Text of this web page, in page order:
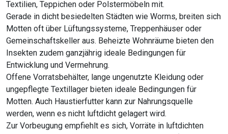
Textilien, Teppichen oder Polstermöbeln mit.
Gerade in dicht besiedelten Städten wie Worms, breiten sich
Motten oft über Lüftungssysteme, Treppenhäuser oder
Gemeinschaftskeller aus. Beheizte Wohnräume bieten den
Insekten zudem ganzjährig ideale Bedingungen für
Entwicklung und Vermehrung.
Offene Vorratsbehälter, lange ungenutzte Kleidung oder
ungepflegte Textillager bieten ideale Bedingungen für
Motten. Auch Haustierfutter kann zur Nahrungsquelle
werden, wenn es nicht luftdicht gelagert wird.
Zur Vorbeugung empfiehlt es sich, Vorräte in luftdichten